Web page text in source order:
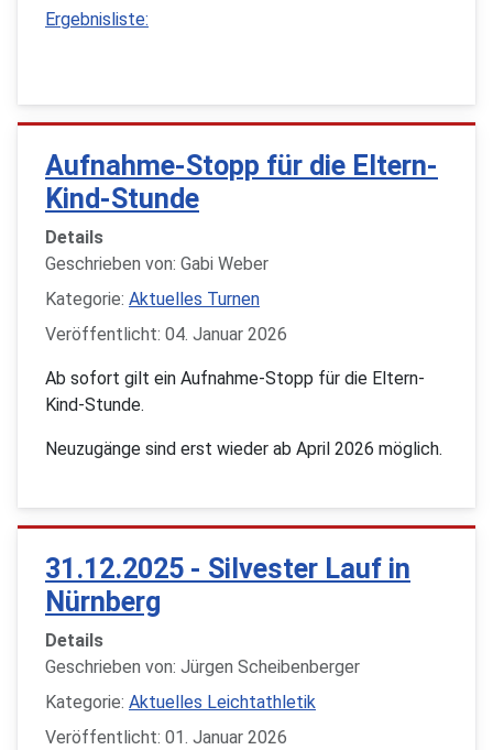
Ergebnisliste:
Aufnahme-Stopp für die Eltern-
Kind-Stunde
Details
Geschrieben von: Gabi Weber
Kategorie: Aktuelles Turnen
Veröffentlicht: 04. Januar 2026
Ab sofort gilt ein Aufnahme-Stopp für die Eltern-
Kind-Stunde.
Neuzugänge sind erst wieder ab April 2026 möglich.
31.12.2025 - Silvester Lauf in
Nürnberg
Details
Geschrieben von: Jürgen Scheibenberger
Kategorie: Aktuelles Leichtathletik
Veröffentlicht: 01. Januar 2026